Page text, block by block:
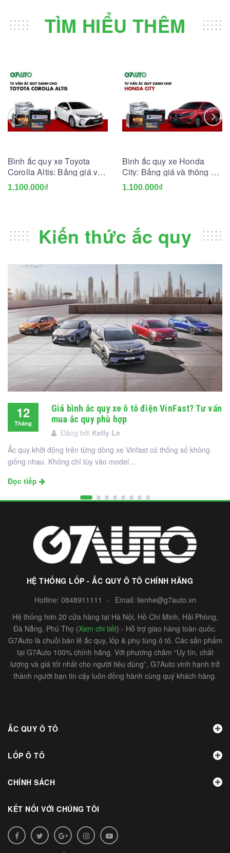
TÌM HIỂU THÊM
Bình ắc quy xe Toyota
Corolla Altis: Bảng giá và
thông số kỹ thuật
1.100.000₫
Bình ắc quy xe Honda
City: Bảng giá và thông số
kỹ thuật
1.100.000₫
Kiến thức ắc quy
12
Tháng
Giá bình ắc quy xe ô tô điện VinFast? Tư vấn
mua ắc quy phù hợp
Đăng bởi Kelly Le
Ắc quy khởi động trên từng dòng xe Vinfast có thông số không
giống nhau. Không chỉ tùy vào model ...
Đọc tiếp
HỆ THỐNG LỐP - ẮC QUY Ô TÔ CHÍNH HÃNG
Hotline: 0848911111 - Email: lienhe@g7auto.vn
Hệ thống hơn 20 cửa hàng tại Hà Nội, Hồ Chí Minh, Hải Phòng,
Đà Nẵng, Phú Thọ (Xem chi tiết) - Hỗ trợ giao hàng toàn quốc.
G7Auto là chuỗi bán lẻ ắc quy, lốp & phụ tùng ô tô. Các sản phẩm
tại G7Auto 100% chính hãng. Với phương châm “Uy tín, chất
lượng và giá tốt nhất cho người tiêu dùng”, G7Auto vinh hạnh trở
thành người bạn tin cậy luôn đồng hành cùng quý khách hàng.
ẮC QUY Ô TÔ
LỐP Ô TÔ
CHÍNH SÁCH
KẾT NỐI VỚI CHÚNG TÔI